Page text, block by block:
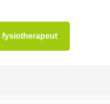
fysiotherapeut